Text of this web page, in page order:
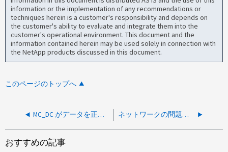
information or the implementation of any recommendations or
techniques herein is a customer's responsibility and depends on
the customer's ability to evaluate and integrate them into the
customer's operational environment. This document and the
information contained herein may be used solely in connection with
the NetApp products discussed in this document.
このページのトップへ
MC_DC がデータを正常に収集していません ネットワークの問題によりMEDIATOR DOWN AUSO DISABLED
おすすめの記事